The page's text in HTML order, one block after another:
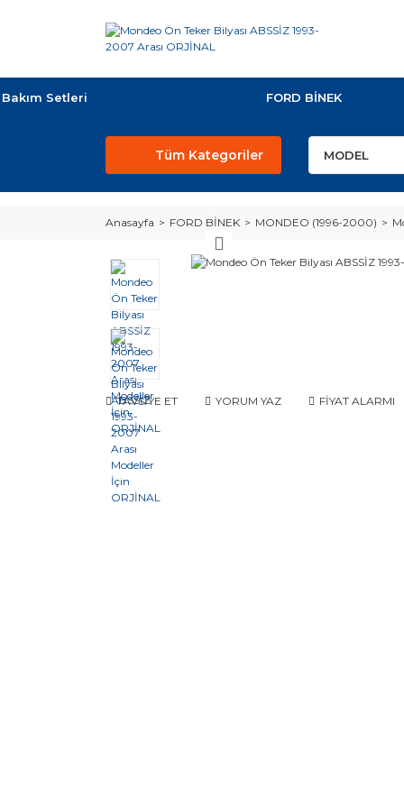
Bakım Setleri FORD BİNEK
Tüm Kategoriler
Anasayfa FORD BİNEK MONDEO (1996-2000)
TAVSİYE ET YORUM YAZ FİYAT ALARMI